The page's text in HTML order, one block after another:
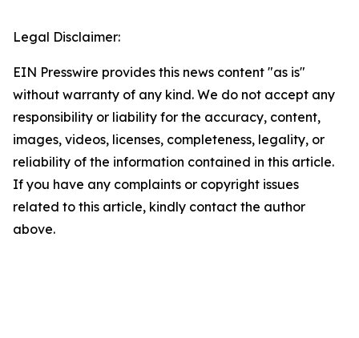
Legal Disclaimer:
EIN Presswire provides this news content "as is"
without warranty of any kind. We do not accept any
responsibility or liability for the accuracy, content,
images, videos, licenses, completeness, legality, or
reliability of the information contained in this article.
If you have any complaints or copyright issues
related to this article, kindly contact the author
above.